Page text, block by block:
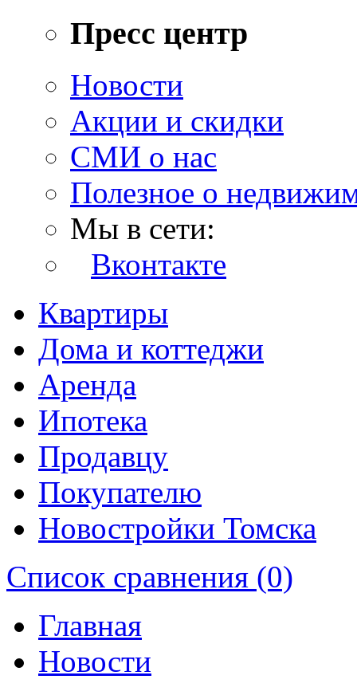
Пресс центр
Новости
Акции и скидки
СМИ о нас
Полезное о
Мы в сети:
Вконтакте
Квартиры
Дома и коттеджи
Аренда
Ипотека
Продавцу
Покупателю
Новостройки Томска
Список сравнения (0)
Главная
Новости